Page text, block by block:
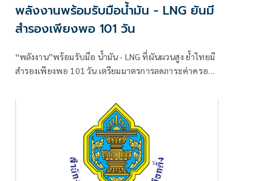
พลังงานพร้อมรับมือน้ำมัน - LNG ยันมี
สำรองเพียงพอ 101 วัน
“พลังงาน”พร้อมรับมือ น้ำมัน - LNG ที่ผันผวนสูง ย้ำไทยมี
สำรองเพียงพอ 101 วัน เตรียมมาตรการลดภาระค่าครอง